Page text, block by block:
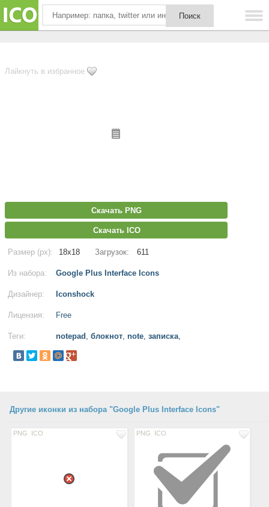
Лайкнуть в избранное
Скачать PNG
Скачать ICO
Размер (px): 18x18 Загрузок: 611
Из набора: Google Plus Interface Icons
Дизайнер: Iconshock
Лицензия: Free
Теги: notepad , блокнот, note, записка,
Другие иконки из набора "Google Plus Interface Icons"
PNG ICO PNG ICO